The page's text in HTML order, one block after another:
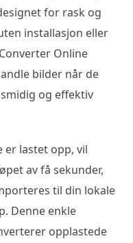
for rask og
installasjon eller
Online
bilder når de
og effektiv
er lastet opp, vil
av få sekunder,
til din lokale
Denne enkle
opplastede